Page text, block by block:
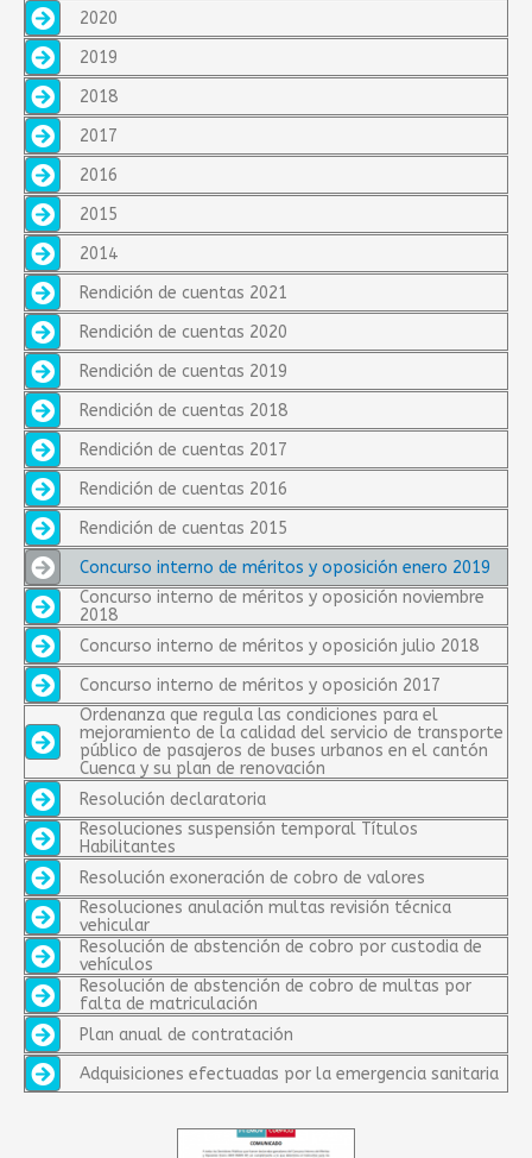
2020
2019
2018
2017
2016
2015
2014
Rendición de cuentas 2021
Rendición de cuentas 2020
Rendición de cuentas 2019
Rendición de cuentas 2018
Rendición de cuentas 2017
Rendición de cuentas 2016
Rendición de cuentas 2015
Concurso interno de méritos y oposición enero 2019
Concurso interno de méritos y oposición noviembre
2018
Concurso interno de méritos y oposición julio 2018
Concurso interno de méritos y oposición 2017
Ordenanza que regula las condiciones para el
mejoramiento de la calidad del servicio de transporte
público de pasajeros de buses urbanos en el cantón
Cuenca y su plan de renovación
Resolución declaratoria
Resoluciones suspensión temporal Títulos
Habilitantes
Resolución exoneración de cobro de valores
Resoluciones anulación multas revisión técnica
vehicular
Resolución de abstención de cobro por custodia de
vehículos
Resolución de abstención de cobro de multas por
falta de matriculación
Plan anual de contratación
Adquisiciones efectuadas por la emergencia sanitaria